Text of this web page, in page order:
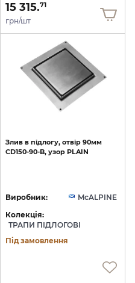
15 315.71
грн/шт
Злив в підлогу, отвір 90мм
CD150-90-B, узор PLAIN
Виробник:
McALPINE
Колекція:
ТРАПИ ПІДЛОГОВІ
Під замовлення